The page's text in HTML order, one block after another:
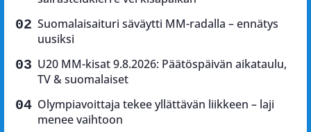
Suomalaisaituri säväytti MM-radalla – ennätys
uusiksi
U20 MM-kisat 9.8.2026: Päätöspäivän aikataulu,
TV & suomalaiset
Olympiavoittaja tekee yllättävän liikkeen – laji
menee vaihtoon